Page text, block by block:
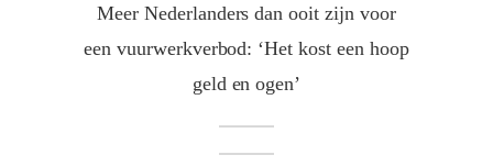
Meer Nederlanders dan ooit zijn voor
een vuurwerkverbod: ‘Het kost een hoop
geld en ogen’